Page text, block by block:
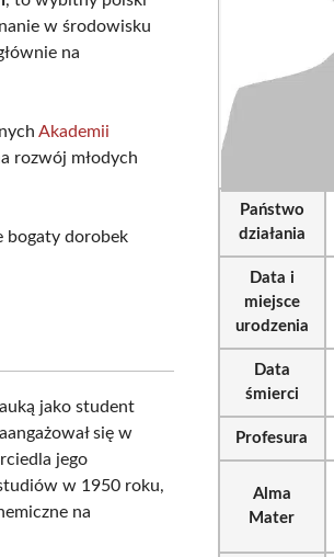
w środowisku
na
Akademii
rozwój młodych
bogaty dorobek
jako student
się w
jego
w 1950 roku,
na
Państwo
działania
Data i
miejsce
urodzenia
Data
śmierci
Profesura
Alma
Mater